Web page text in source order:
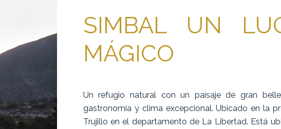
SIMBAL UN
MÁGICO
Un refugio natural con un paisaje de gran
gastronomía y clima excepcional. Ubicado en la
Trujillo en el departamento de La Libertad. Está